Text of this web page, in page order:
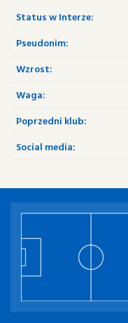
Status w Interze:
Pseudonim:
Wzrost:
Waga:
Poprzedni klub:
Social media: